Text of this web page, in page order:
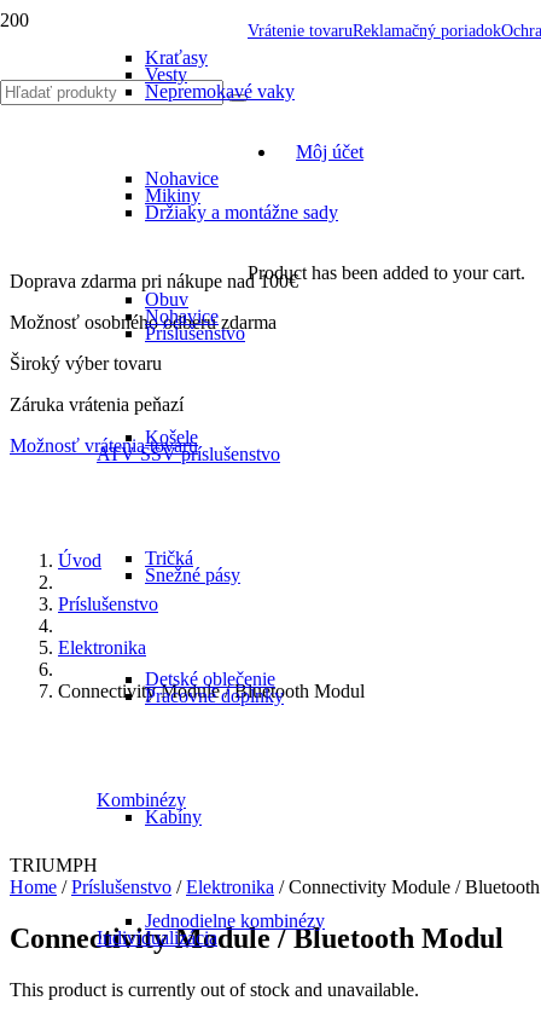
Vrátenie tovaruReklamačný poriadok
Môj účet
Product has been added to your cart.
Kraťasy
Nohavice
Obuv
Vesty
Mikiny
Nohavice
Košele
Tričká
Detské oblečenie
Kombinézy
Jednodielne kombinézy
Nepremokavé vaky
Držiaky a montážne sady
Príslušenstvo
ATV SSV príslušenstvo
Snežné pásy
Pracovné doplnky
Kabíny
Individualizácia
Doprava zdarma pri nákupe nad 100€
Možnosť osobného odberu zdarma
Široký výber tovaru
Záruka vrátenia peňazí
Možnosť vrátenia tovaru
Úvod
Príslušenstvo
Elektronika
Connectivity Module / Bluetooth Modul
TRIUMPH
Home /Príslušenstvo /Elektronika / Connectivity Module /
Connectivity Module / Bluetooth Modul
This product is currently out of stock and unavailable.